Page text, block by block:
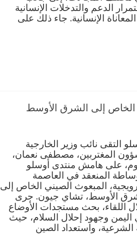
الدعم والتدخلات الإنسانية
الإنسانية. جاء ذلك على
الخاص إلى الشرق الأوسط
التقى نائب وزير الخارجية
المغتربين، مصطفى نعمان،
على هامش منتدى أوسلو
المنعقد في العاصمة
المبعوث الصيني الخاص إلى
الأوسط، تشاي جيون. جرى
اللقاء، بحث مستجدات الأوضاع
اليمن وجهود إحلال السلام، حيث
واستعداد الصين